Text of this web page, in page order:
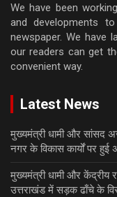
We have been
and developments
newspaper. We have
our readers can get
convenient way.
Latest News
मुख्यमंत्री धामी और सांसद
नगर के विकास कार्यों पर हुई
मुख्यमंत्री धामी और केंद्रीय
उत्तराखंड में सड़क ढाँचे के